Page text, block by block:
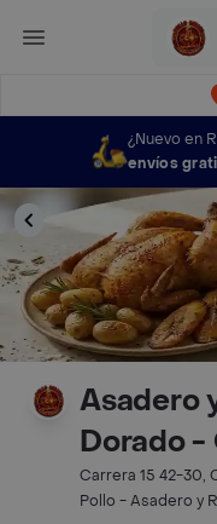
¿Nuevo en
envíos
Asadero
Dorado -
Carrera 15 42-30,
Pollo - Asadero y